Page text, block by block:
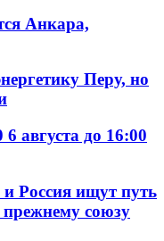
Анкара,
Перу, но
августа до 16:00
Россия ищут путь
прежнему союзу